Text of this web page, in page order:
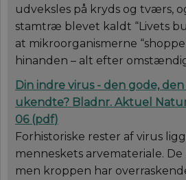
udveksles på kryds og tværs,
stamtræ blevet kaldt “Livets
at mikroorganismerne
hinanden – alt efter
Din indre virus - den gode,
ukendte? Bladnr. Aktuel
06 (pdf)
Forhistoriske rester af virus
menneskets arvemateriale. De
men kroppen har